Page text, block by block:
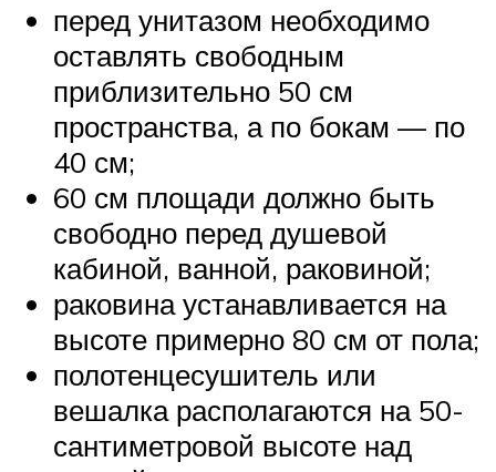
перед унитазом необходимо
оставлять свободным
приблизительно 50 см
пространства, а по бокам — по
40 см;
60 см площади должно быть
свободно перед душевой
кабиной, ванной, раковиной;
раковина устанавливается на
высоте примерно 80 см от пола;
полотенцесушитель или
вешалка располагаются на 50-
сантиметровой высоте над